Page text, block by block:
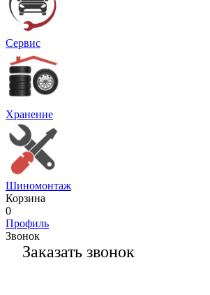
Сервис
Хранение
Шиномонтаж
Корзина
0
Профиль
Звонок
Заказать звонок